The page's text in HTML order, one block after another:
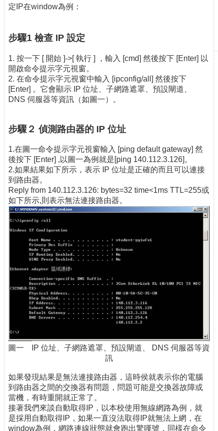
刊
校
務
務
專
題
報
技
論
壇
產
業
專
欄
定IP在window為例：
步驟1 檢查 IP 設定
1. 按一下 [ 開始 ]->[ 執行 ] ，輸入 [cmd] 然後按下 [Enter] 以
開啟命令提示字元視窗。
2. 在命令提示字元視窗中輸入 [ipconfig/all] 然後按下
[Enter] 。它會顯示 IP 位址、子網路遮罩、預設閘道、
DNS 伺服器等資訊（如圖一）。
步驟２ 偵測路由器的 IP 位址
1.在圖一命令提示字元視窗輸入 [ping default gateway] 然
後按下 [Enter] ,以圖一為例就是[ping 140.112.3.126]。
2.如果結果如下所示，表示 IP 位址是正確的而且可以連接
到路由器。
Reply from 140.112.3.126: bytes=32 time<1ms TTL=255或
如下所示,則表示無法連接路由器。
圖一 IP 位址、子網路遮罩、預設閘道、 DNS 伺服器等資
訊
如果發現結果是無法連接路由器，這時侯就表示你的電腦
到路由器之間的交換器有問題，問題可能是交換器故障或
當機，有時重開就正常了。
接著我們來談自動取得IP，以本校使用無線網路為例，就
是採用自動取得IP，如果一直沒法取得IP就無法上網，在
window為例，網路連線狀態就會跑出驚嘆號，同樣在命令